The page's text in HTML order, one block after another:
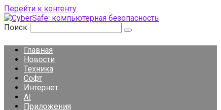
Перейти к контенту
Поиск:
Главная
Новости
Техника
Софт
Интернет
AI
Приложения